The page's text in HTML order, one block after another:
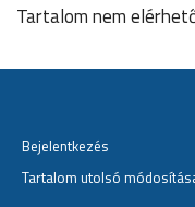
Tartalom nem
Bejelentkezés
Tartalom utolsó